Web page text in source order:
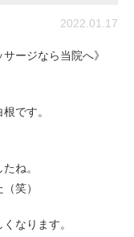
2022.01.17
ージなら当院へ》
です。
ね。
笑）
なります。